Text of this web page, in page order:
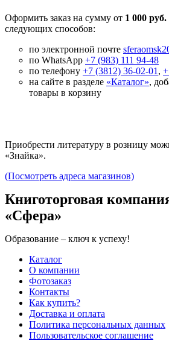
Оформить заказ на сумму от 1 000 руб.
следующих способов:
по электронной почте
по WhatsApp +7 (983) 111 94-48
по телефону +7 (3812) 36-02-01 ,
на сайте в разделе «Каталог»,
товары в корзину
Приобрести литературу в розницу
«Знайка».
(Посмотреть адреса магазинов)
Книготорговая
«Сфера»
Образование – ключ к успеху!
Каталог
О компании
Фотозаказ
Контакты
Как купить?
Доставка и оплата
Политика персональных данных
Пользовательское соглашение